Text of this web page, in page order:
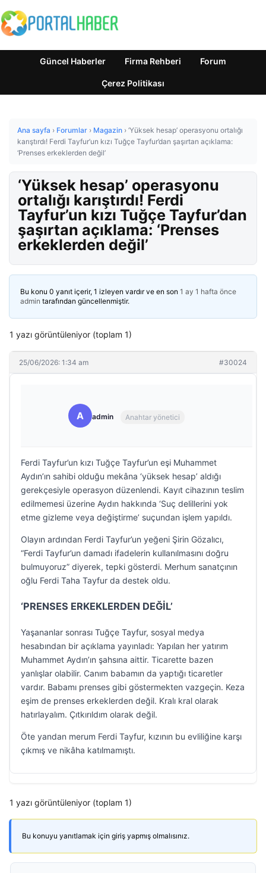
Güncel Haberler Firma Rehberi Forum
Çerez Politikası
Ana sayfa › Forumlar › Magazin › ‘Yüksek hesap’ operasyonu ortalığı
karıştırdı! Ferdi Tayfur’un kızı Tuğçe Tayfur’dan şaşırtan açıklama:
‘Prenses erkeklerden değil’
‘Yüksek hesap’ operasyonu
ortalığı karıştırdı! Ferdi
Tayfur’un kızı Tuğçe Tayfur’dan
şaşırtan açıklama: ‘Prenses
erkeklerden değil’
Bu konu 0 yanıt içerir, 1 izleyen vardır ve en son 1 ay 1 hafta önce
admin tarafından güncellenmiştir.
1 yazı görüntüleniyor (toplam 1)
25/06/2026: 1:34 am #30024
A admin Anahtar yönetici
Ferdi Tayfur’un kızı Tuğçe Tayfur’un eşi Muhammet
Aydın’ın sahibi olduğu mekâna ‘yüksek hesap’ aldığı
gerekçesiyle operasyon düzenlendi. Kayıt cihazının teslim
edilmemesi üzerine Aydın hakkında ‘Suç delillerini yok
etme gizleme veya değiştirme’ suçundan işlem yapıldı.
Olayın ardından Ferdi Tayfur’un yeğeni Şirin Gözalıcı,
“Ferdi Tayfur’un damadı ifadelerin kullanılmasını doğru
bulmuyoruz” diyerek, tepki gösterdi. Merhum sanatçının
oğlu Ferdi Taha Tayfur da destek oldu.
‘PRENSES ERKEKLERDEN DEĞİL’
Yaşananlar sonrası Tuğçe Tayfur, sosyal medya
hesabından bir açıklama yayınladı: Yapılan her yatırım
Muhammet Aydın’ın şahsına aittir. Ticarette bazen
yanlışlar olabilir. Canım babamın da yaptığı ticaretler
vardır. Babamı prenses gibi göstermekten vazgeçin. Keza
eşim de prenses erkeklerden değil. Kralı kral olarak
hatırlayalım. Çıtkırıldım olarak değil.
Öte yandan merum Ferdi Tayfur, kızının bu evliliğine karşı
çıkmış ve nikâha katılmamıştı.
1 yazı görüntüleniyor (toplam 1)
Bu konuyu yanıtlamak için giriş yapmış olmalısınız.